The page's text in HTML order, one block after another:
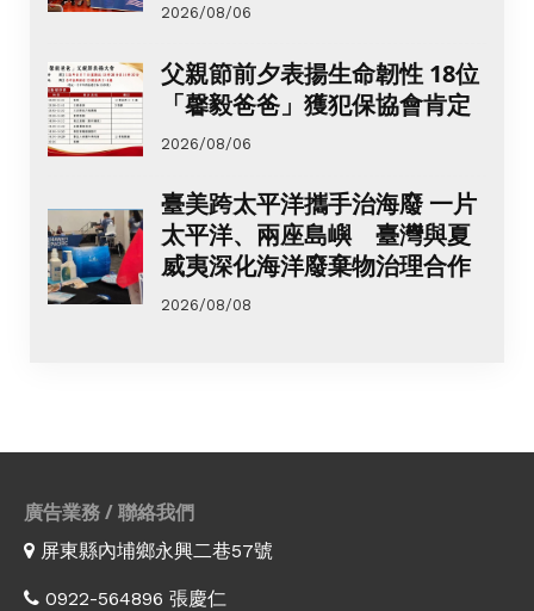
2026/08/06
父親節前夕表揚生命韌性 18位
「馨毅爸爸」獲犯保協會肯定
2026/08/06
臺美跨太平洋攜手治海廢 一片
太平洋、兩座島嶼 臺灣與夏
威夷深化海洋廢棄物治理合作
2026/08/08
廣告業務 / 聯絡我們
屏東縣內埔鄉永興二巷57號
0922-564896 張慶仁